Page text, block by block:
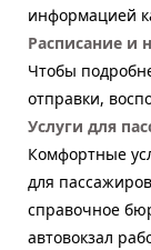
информацией
Расписание и
Чтобы
отправки,
Услуги для
Комфортные
для
справочное
автовокзал